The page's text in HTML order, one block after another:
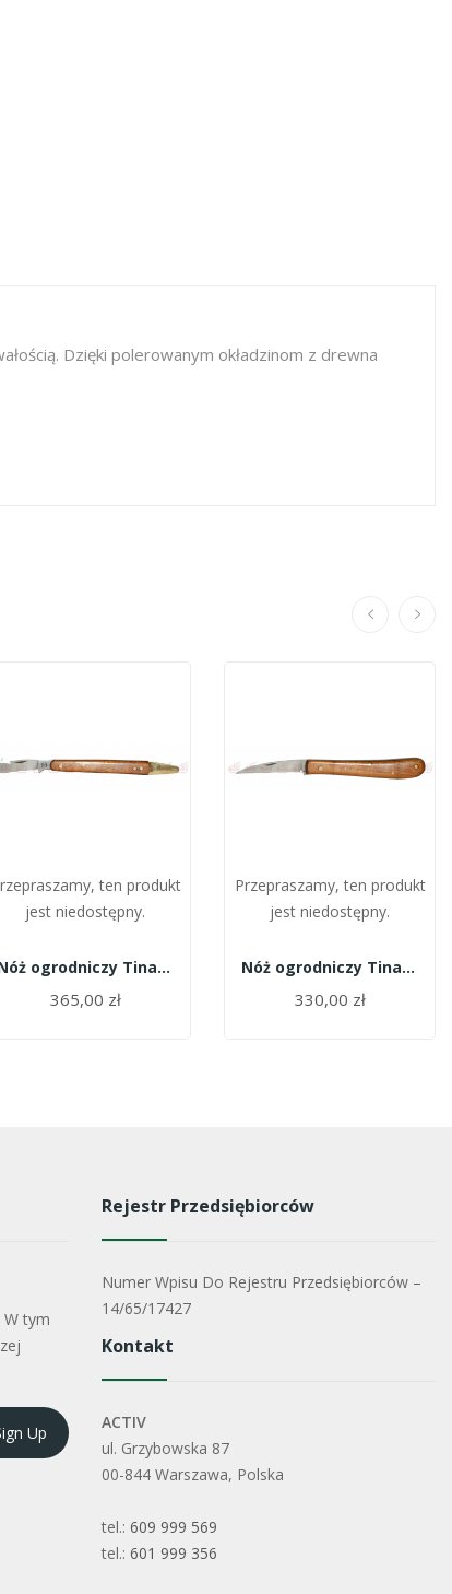
Dzięki polerowanym okładzinom z drewna
ten produkt
jest niedostępny.
Nóż ogrodniczy Tina 641/9,5f
365,00 zł
Przepraszamy, ten produkt
jest niedostępny.
Nóż ogrodniczy Tina 606
330,00 zł
W tym
Rejestr Przedsiębiorców
Numer Wpisu Do Rejestru Przedsiębiorców –
14/65/17427
Kontakt
ACTIV
ul. Grzybowska 87
00-844 Warszawa, Polska
tel.: 609 999 569
tel.: 601 999 356